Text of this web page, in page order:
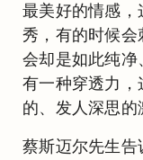
最美好的情感，
秀，有的时候
会却是如此纯
有一种穿透力，
的、发人深思的
蔡斯迈尔先生告